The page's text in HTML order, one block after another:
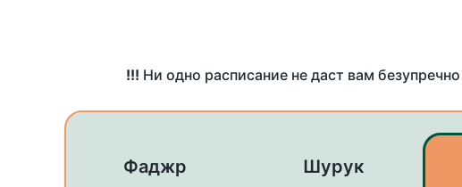
!!! Ни одно расписание не даст вам
Фаджр Шурук